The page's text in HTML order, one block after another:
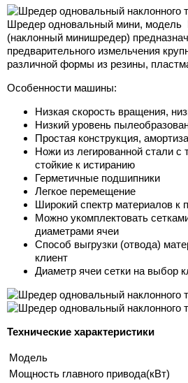
Шредер одновальный мини, модель
(наклонный минишредер)
предварительного измельчения
различной формы из резины,
Особенности машины:
Низкая скорость вращения,
Низкий уровень
Простая конструкция,
Ножи из легированной стали с
стойкие к истиранию
Герметичные подшипники
Легкое перемещение
Широкий спектр материалов к
Можно укомплектовать
диаметрами ячеи
Способ выгрузки (отвода)
клиент
Диаметр ячеи сетки на выбор
Технические характеристики
Модель
Мощность главного привода(кВт)